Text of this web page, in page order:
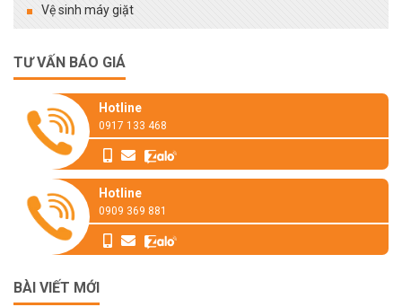
Vệ sinh máy giặt
TƯ VẤN BÁO GIÁ
Hotline
0917 133 468
Hotline
0909 369 881
BÀI VIẾT MỚI